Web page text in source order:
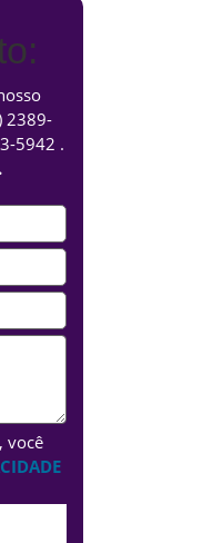
2389-
5942 .
você